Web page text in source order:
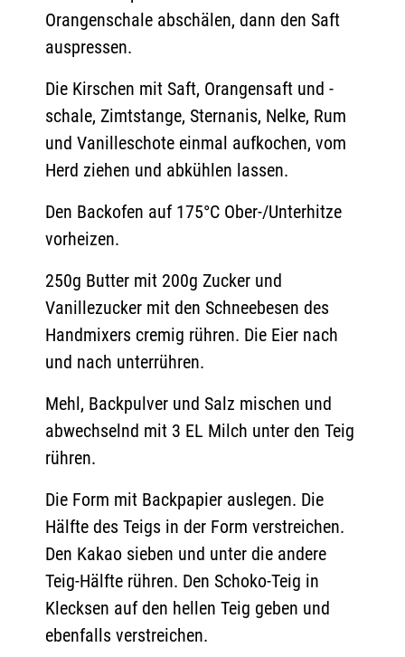
Orangenschale abschälen, dann den Saft
auspressen.
Die Kirschen mit Saft, Orangensaft und -
schale, Zimtstange, Sternanis, Nelke, Rum
und Vanilleschote einmal aufkochen, vom
Herd ziehen und abkühlen lassen.
Den Backofen auf 175°C Ober-/Unterhitze
vorheizen.
250g Butter mit 200g Zucker und
Vanillezucker mit den Schneebesen des
Handmixers cremig rühren. Die Eier nach
und nach unterrühren.
Mehl, Backpulver und Salz mischen und
abwechselnd mit 3 EL Milch unter den Teig
rühren.
Die Form mit Backpapier auslegen. Die
Hälfte des Teigs in der Form verstreichen.
Den Kakao sieben und unter die andere
Teig-Hälfte rühren. Den Schoko-Teig in
Klecksen auf den hellen Teig geben und
ebenfalls verstreichen.